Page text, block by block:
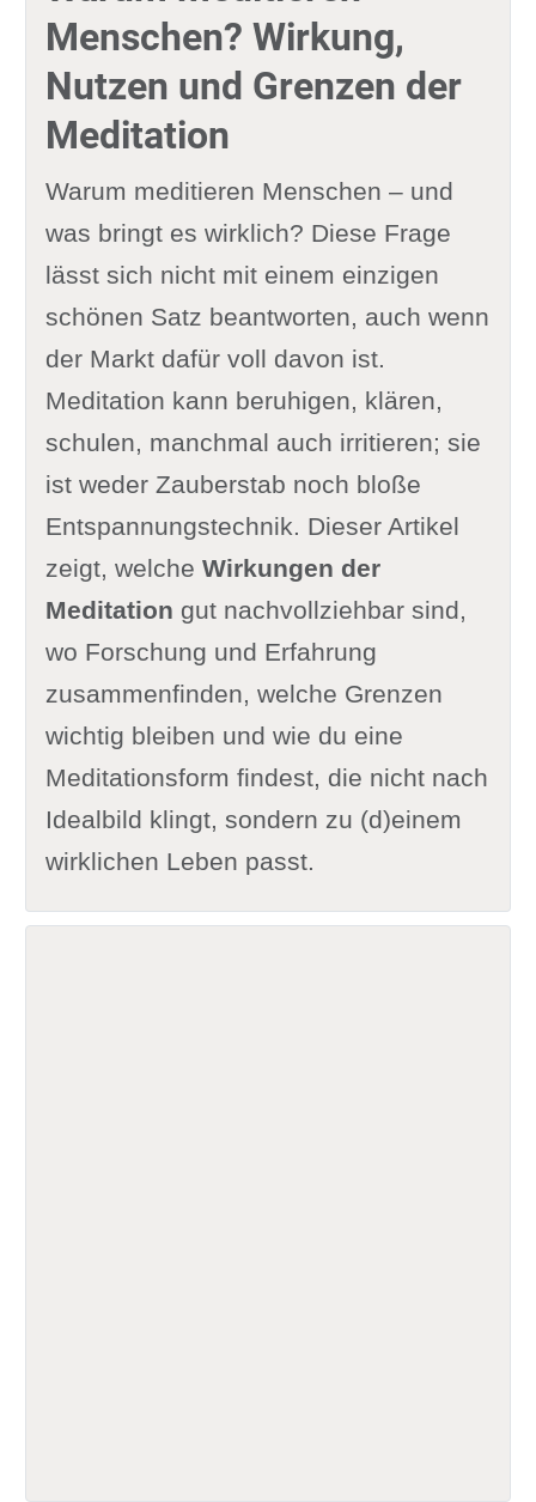
Menschen? Wirkung,
Nutzen und Grenzen der
Meditation
Warum meditieren Menschen – und
was bringt es wirklich? Diese Frage
lässt sich nicht mit einem einzigen
schönen Satz beantworten, auch wenn
der Markt dafür voll davon ist.
Meditation kann beruhigen, klären,
schulen, manchmal auch irritieren; sie
ist weder Zauberstab noch bloße
Entspannungstechnik. Dieser Artikel
zeigt, welche Wirkungen der
Meditation gut nachvollziehbar sind,
wo Forschung und Erfahrung
zusammenfinden, welche Grenzen
wichtig bleiben und wie du eine
Meditationsform findest, die nicht nach
Idealbild klingt, sondern zu (d)einem
wirklichen Leben passt.